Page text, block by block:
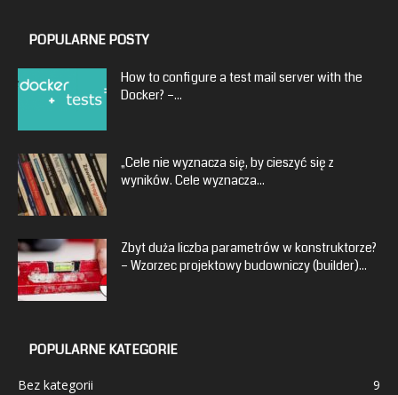
POPULARNE POSTY
How to configure a test mail server with the
Docker? –...
„Cele nie wyznacza się, by cieszyć się z
wyników. Cele wyznacza...
Zbyt duża liczba parametrów w konstruktorze?
– Wzorzec projektowy budowniczy (builder)...
POPULARNE KATEGORIE
Bez kategorii
9